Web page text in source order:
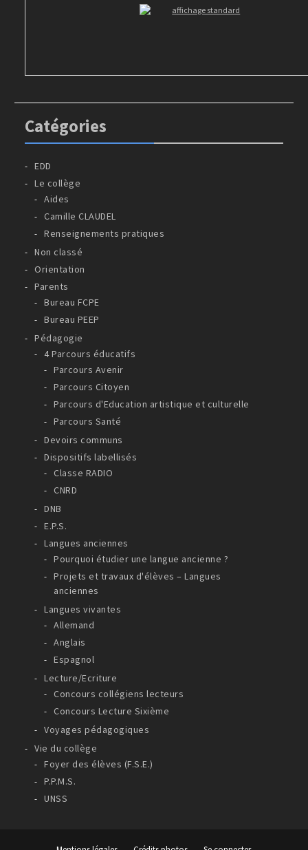
Catégories
EDD
Le collège
Aides
Camille CLAUDEL
Renseignements pratiques
Non classé
Orientation
Parents
Bureau FCPE
Bureau PEEP
Pédagogie
4 Parcours éducatifs
Parcours Avenir
Parcours Citoyen
Parcours d'Education artistique et culturelle
Parcours Santé
Devoirs communs
Dispositifs labellisés
Classe RADIO
CNRD
DNB
E.P.S.
Langues anciennes
Pourquoi étudier une langue ancienne ?
Projets et travaux d'élèves – Langues
anciennes
Langues vivantes
Allemand
Anglais
Espagnol
Lecture/Ecriture
Concours collégiens lecteurs
Concours Lecture Sixième
Voyages pédagogiques
Vie du collège
Foyer des élèves (F.S.E.)
P.P.M.S.
UNSS